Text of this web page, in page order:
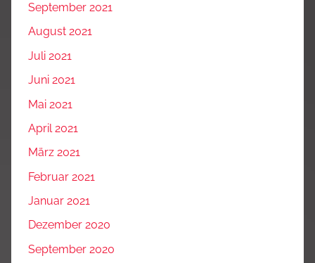
September 2021
August 2021
Juli 2021
Juni 2021
Mai 2021
April 2021
März 2021
Februar 2021
Januar 2021
Dezember 2020
September 2020